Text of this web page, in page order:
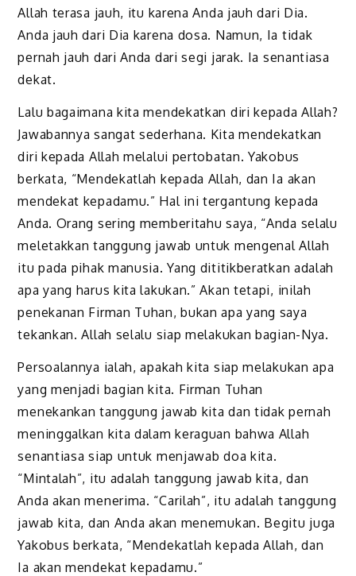
Allah terasa jauh, itu karena Anda jauh dari Dia.
Anda jauh dari Dia karena dosa. Namun, Ia tidak
pernah jauh dari Anda dari segi jarak. Ia senantiasa
dekat.
Lalu bagaimana kita mendekatkan diri kepada Allah?
Jawabannya sangat sederhana. Kita mendekatkan
diri kepada Allah melalui pertobatan. Yakobus
berkata, “Mendekatlah kepada Allah, dan Ia akan
mendekat kepadamu.” Hal ini tergantung kepada
Anda. Orang sering memberitahu saya, “Anda selalu
meletakkan tanggung jawab untuk mengenal Allah
itu pada pihak manusia. Yang dititikberatkan adalah
apa yang harus kita lakukan.” Akan tetapi, inilah
penekanan Firman Tuhan, bukan apa yang saya
tekankan. Allah selalu siap melakukan bagian-Nya.
Persoalannya ialah, apakah kita siap melakukan apa
yang menjadi bagian kita. Firman Tuhan
menekankan tanggung jawab kita dan tidak pernah
meninggalkan kita dalam keraguan bahwa Allah
senantiasa siap untuk menjawab doa kita.
“Mintalah”, itu adalah tanggung jawab kita, dan
Anda akan menerima. “Carilah”, itu adalah tanggung
jawab kita, dan Anda akan menemukan. Begitu juga
Yakobus berkata, “Mendekatlah kepada Allah, dan
Ia akan mendekat kepadamu.”